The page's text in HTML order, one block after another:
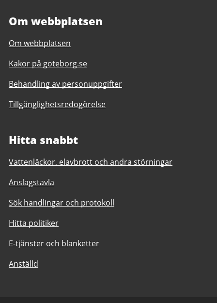
Om webbplatsen
Om webbplatsen
Kakor på goteborg.se
Behandling av personuppgifter
Tillgänglighetsredogörelse
Hitta snabbt
Vattenläckor, elavbrott och andra störningar
Anslagstavla
Sök handlingar och protokoll
Hitta politiker
E-tjänster och blanketter
Anställd